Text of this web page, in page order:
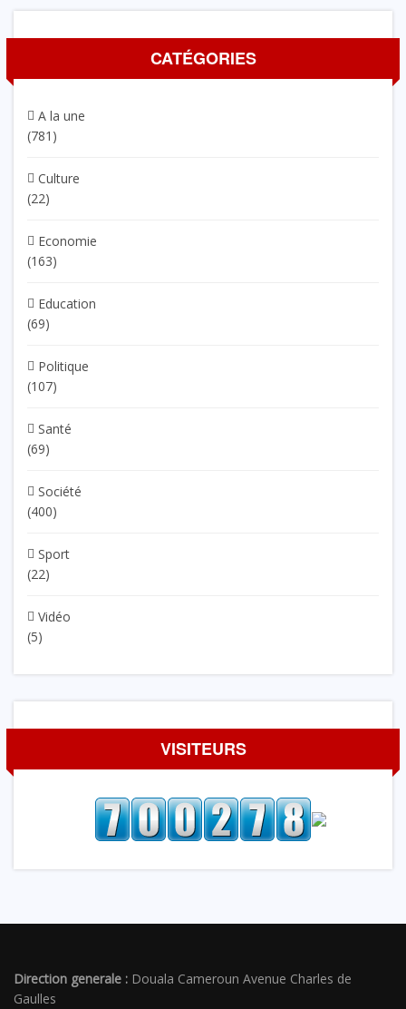
CATÉGORIES
A la une
(781)
Culture
(22)
Economie
(163)
Education
(69)
Politique
(107)
Santé
(69)
Société
(400)
Sport
(22)
Vidéo
(5)
VISITEURS
Direction generale : Douala Cameroun Avenue Charles de
Gaulles